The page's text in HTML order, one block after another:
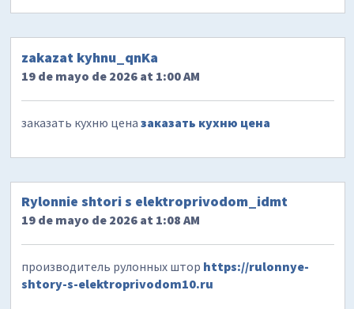
zakazat kyhnu_qnKa
19 de mayo de 2026 at 1:00 AM
заказать кухню ценазаказать кухню цена
Rylonnie shtori s elektroprivodom_idmt
19 de mayo de 2026 at 1:08 AM
производитель рулонных штор https://rulonnye-
shtory-s-elektroprivodom10.ru